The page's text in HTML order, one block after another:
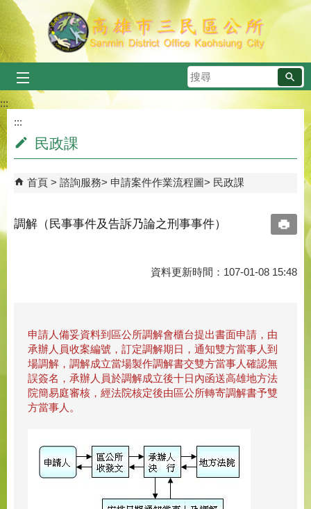
跳到主要內容區塊
搜
尋
:::
:::
民政課
首頁 諮詢服務 申請案件作業流程圖 民政課
調解（民事事件及告訴乃論之刑事事件）
資料更新時間：107-01-08 15:48
申請人備妥資料到區公所調解會櫃台提出書面申請，由
承辦人員收案編號，訂定調解期日，通知雙方當事人到
場調解，調解成立當場製作調解書交雙方當事人確認無
誤簽名，承辦人員於調解成立後十日內函送高雄地方法
院簡易庭審核，經法院核定後由區公所轉寄調解書予雙
方當事人。